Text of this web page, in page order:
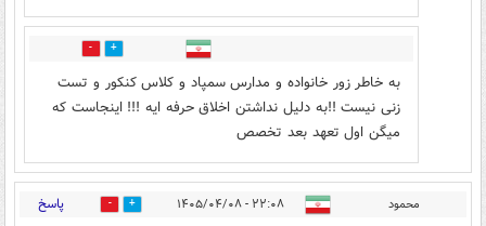
0
به خاطر زور خانواده و مدارس سمپاد و کلاس کنکور و تست
زنی نیست !!به دلیل نداشتن اخلاق حرفه ایه !!! اینجاست که
میگن اول تعهد بعد تخصص
محمود ۲۲:۰۸ - ۱۴۰۵/۰۴/۰۸ 9 پاسخ